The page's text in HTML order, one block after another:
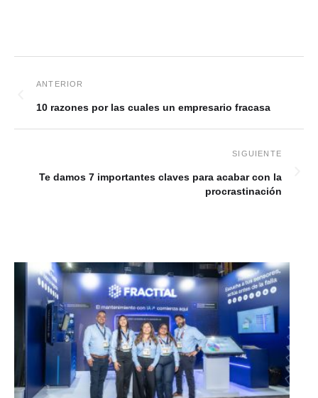
10 razones por las cuales un empresario fracasa
Te damos 7 importantes claves para acabar con la
procrastinación